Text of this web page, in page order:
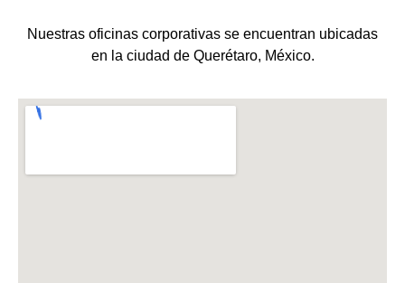
Nuestras oficinas corporativas se encuentran ubicadas
en la ciudad de Querétaro, México.